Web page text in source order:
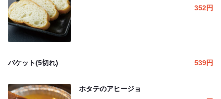
352円
バケット(5切れ) 539円
ホタテのアヒージョ